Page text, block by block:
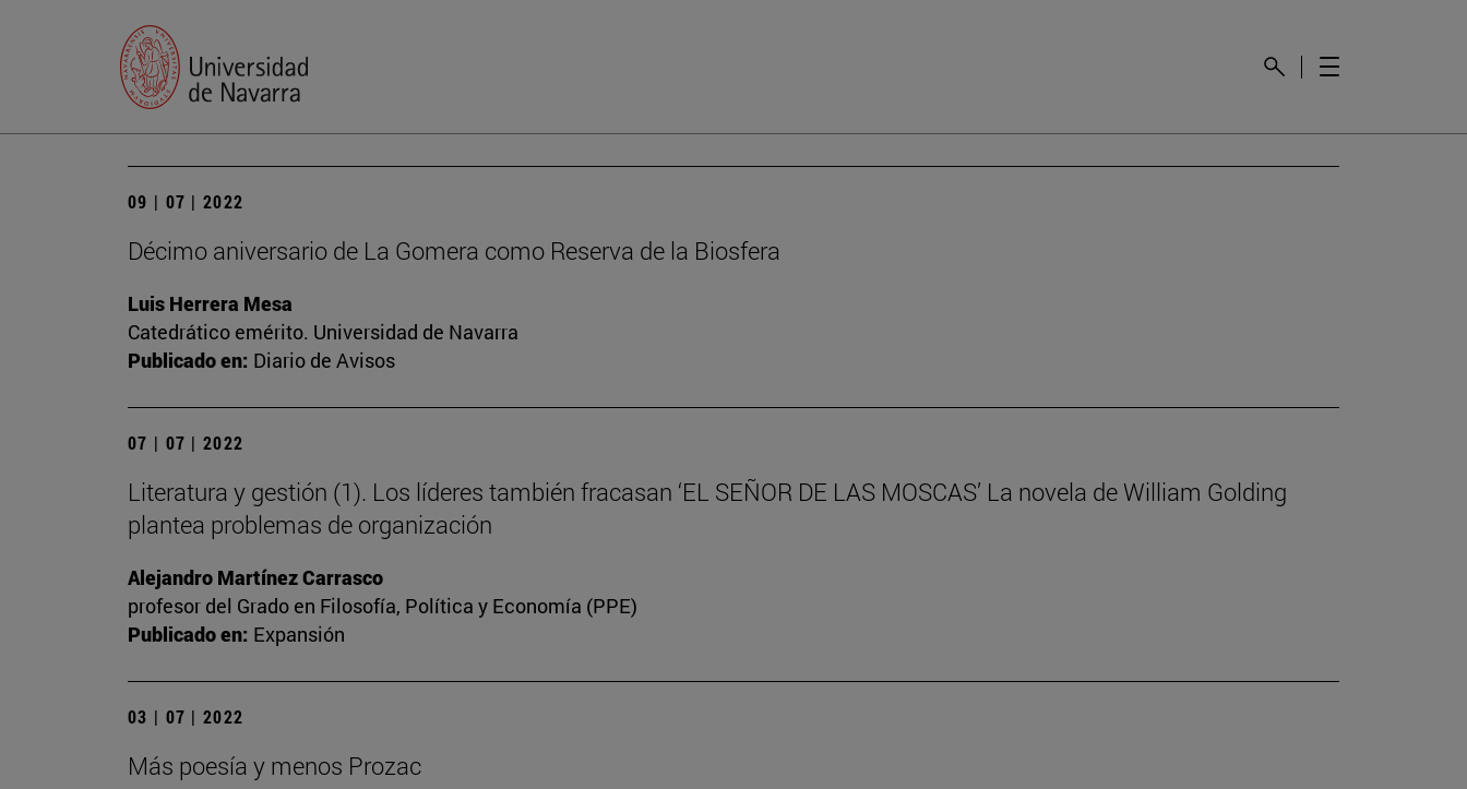
09 | 07 | 2022
Décimo aniversario de La Gomera como Reserva de la Biosfera
Luis Herrera Mesa
Catedrático emérito. Universidad de Navarra
Publicado en: Diario de Avisos
07 | 07 | 2022
Literatura y gestión (1). Los líderes también fracasan ‘EL SEÑOR DE LAS MOSCAS’ La novela de William Golding
plantea problemas de organización
Alejandro Martínez Carrasco
profesor del Grado en Filosofía, Política y Economía (PPE)
Publicado en: Expansión
03 | 07 | 2022
Más poesía y menos Prozac